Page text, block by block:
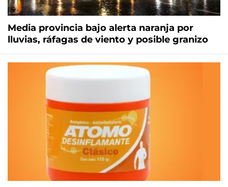
Media provincia bajo alerta naranja por
lluvias, ráfagas de viento y posible granizo